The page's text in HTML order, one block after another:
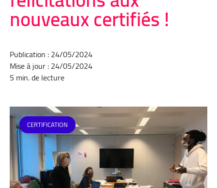
nouveaux certifiés !
Publication : 24/05/2024
Mise à jour : 24/05/2024
5 min. de lecture
CERTIFICATION